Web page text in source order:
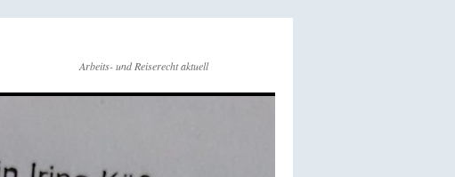
Arbeits- und Reiserecht aktuell